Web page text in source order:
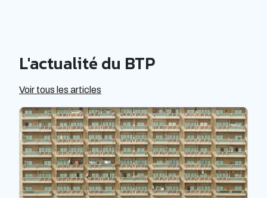
L'actualité du BTP
Voir tous les articles